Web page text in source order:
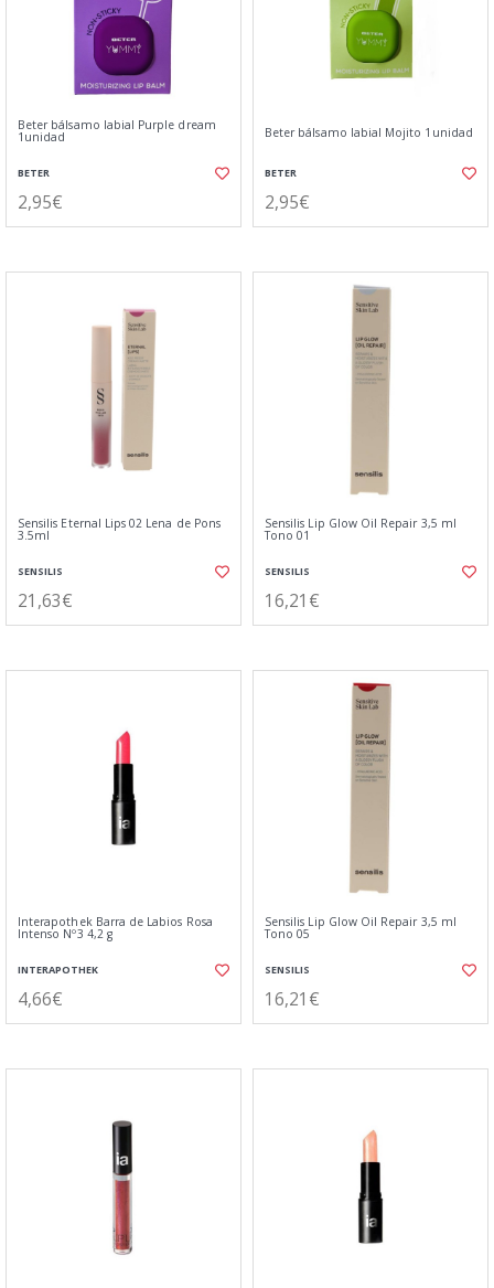
Beter bálsamo labial Purple dream
1unidad
BETER
2,95€
Beter bálsamo labial Mojito 1unidad
BETER
2,95€
Sensilis Eternal Lips 02 Lena de Pons
3.5ml
SENSILIS
21,63€
Sensilis Lip Glow Oil Repair 3,5 ml
Tono 01
SENSILIS
16,21€
Interapothek Barra de Labios Rosa
Intenso Nº3 4,2 g
INTERAPOTHEK
4,66€
Sensilis Lip Glow Oil Repair 3,5 ml
Tono 05
SENSILIS
16,21€